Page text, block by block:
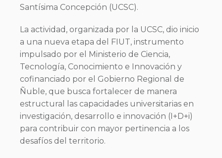
Santísima Concepción (UCSC).
La actividad, organizada por la UCSC, dio inicio
a una nueva etapa del FIUT, instrumento
impulsado por el Ministerio de Ciencia,
Tecnología, Conocimiento e Innovación y
cofinanciado por el Gobierno Regional de
Ñuble, que busca fortalecer de manera
estructural las capacidades universitarias en
investigación, desarrollo e innovación (I+D+i)
para contribuir con mayor pertinencia a los
desafíos del territorio.